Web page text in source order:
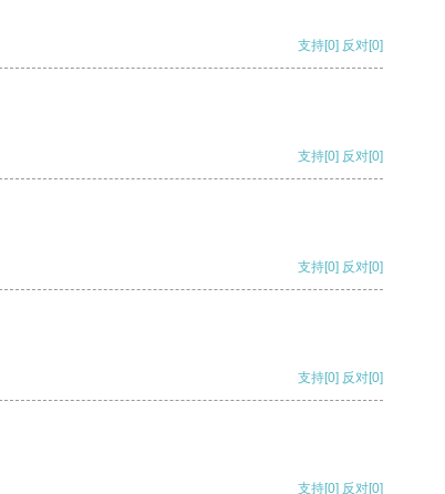
支持[0] 反对[0]
支持[0] 反对[0]
支持[0] 反对[0]
支持[0] 反对[0]
支持[0] 反对[0]